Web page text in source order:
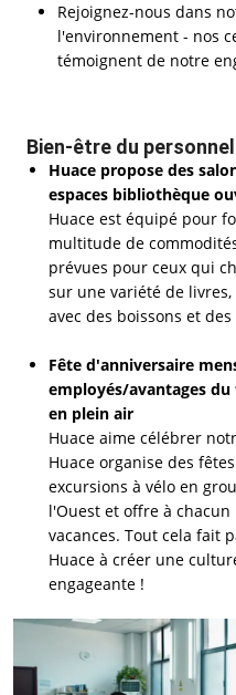
Rejoignez-nous dans
l'environnement - nos
témoignent de notre
Bien-être du personnel
Huace propose des
espaces bibliothèque
Huace est équipé pour
multitude de
prévues pour ceux qui
sur une variété de
avec des boissons et
Fête d'anniversaire
employés/avantages
en plein air
Huace aime célébrer
Huace organise des
excursions à vélo en
l'Ouest et offre à
vacances. Tout cela fait
Huace à créer une
engageante !